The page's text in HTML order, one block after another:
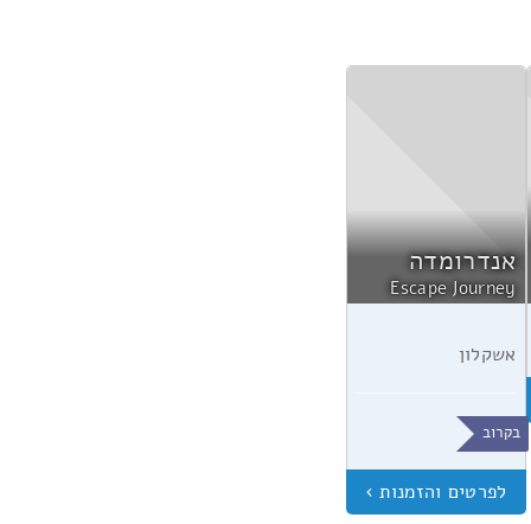
אנדרומדה
Escape Journey
אשקלון
בקרוב